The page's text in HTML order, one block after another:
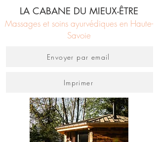
LA CABANE DU MIEUX-ÊTRE
Massages et soins ayurvédiques en Haute-
Savoie
Envoyer par email
Imprimer